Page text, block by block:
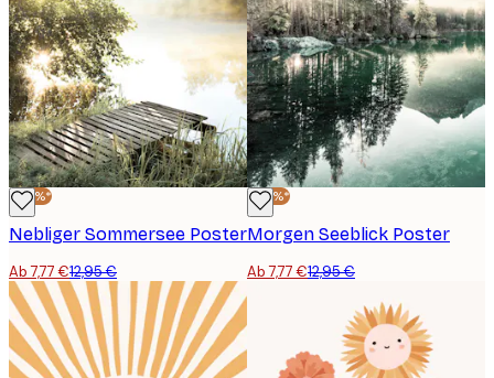
-40%*
Nebliger Sommersee Poster
Ab 7,77 €12,95 €
-40%*
Morgen Seeblick Poster
Ab 7,77 €12,95 €